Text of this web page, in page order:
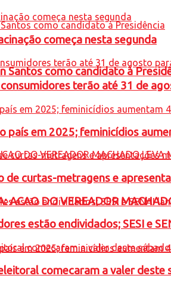
Santos como candidato à
ACAO DO VEREADOR
começa nesta segunda
terão até 31 de
país em 2025; feminicídios
de curtas-metragens e
estão endividados; SESI e
comecaram a valer deste